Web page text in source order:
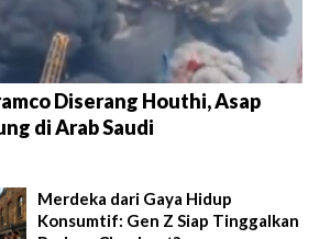
Diserang Houthi, Asap
di Arab Saudi
Merdeka dari Gaya Hidup
Konsumtif: Gen Z Siap Tinggalkan